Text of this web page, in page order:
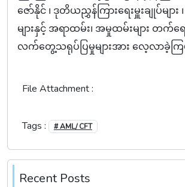
ဇော်နိုင် ၊ ဒုတိယညွှန်ကြားရေးမှူးချုပ်များ
များနှင့် အရာထမ်း၊ အမှုထမ်းများ တက်
လက်တွေ့သရုပ်ပြမှုများအား လေ့လာခဲ့က
File Attachment :
Tags : # AML/ CFT
Recent Posts